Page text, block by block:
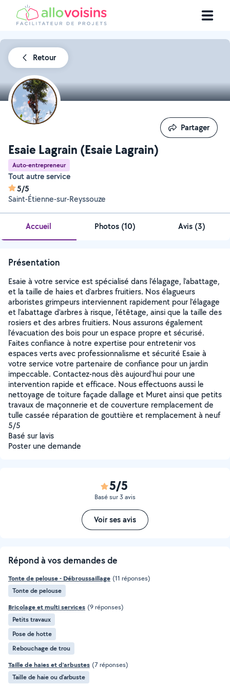
Retour
Esaie Lagrain (Esaie Lagrain)
Auto-entrepreneur
Tout autre service
5/5
Saint-Étienne-sur-Reyssouze
Partager
Partager
Accueil Photos (10) Avis (3)
Présentation
Esaie à votre service est spécialisé dans l'élagage, l'abattage,
et la taille de haies et d'arbres fruitiers. Nos élagueurs
arboristes grimpeurs interviennent rapidement pour l'élagage
et l'abattage d'arbres à risque, l'étêtage, ainsi que la taille des
rosiers et des arbres fruitiers. Nous assurons également
l'évacuation des bois pour un espace propre et sécurisé.
Faites confiance à notre expertise pour entretenir vos
espaces verts avec professionnalisme et sécurité Esaie à
votre service votre partenaire de confiance pour un jardin
impeccable. Contactez-nous dès aujourd'hui pour une
intervention rapide et efficace. Nous effectuons aussi le
nettoyage de toiture façade dallage et Muret ainsi que petits
travaux de maçonnerie et de couverture remplacement de
tulle cassée réparation de gouttière et remplacement à neuf
5/5
Basé sur lavis
Poster une demande
5/5
Basé sur 3 avis
Voir ses avis
Répond à vos demandes de
Tonte de pelouse - Débroussaillage (11 réponses)
Tonte de pelouse
Bricolage et multi services (9 réponses)
Petits travaux
Pose de hotte
Rebouchage de trou
Taille de haies et d'arbustes (7 réponses)
Taille de haie ou d'arbuste